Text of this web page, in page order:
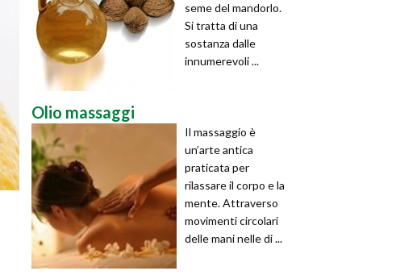
seme del mandorlo.
Si tratta di una
sostanza dalle
innumerevoli ...
Olio massaggi
Il massaggio è
un’arte antica
praticata per
rilassare il corpo e la
mente. Attraverso
movimenti circolari
delle mani nelle di ...